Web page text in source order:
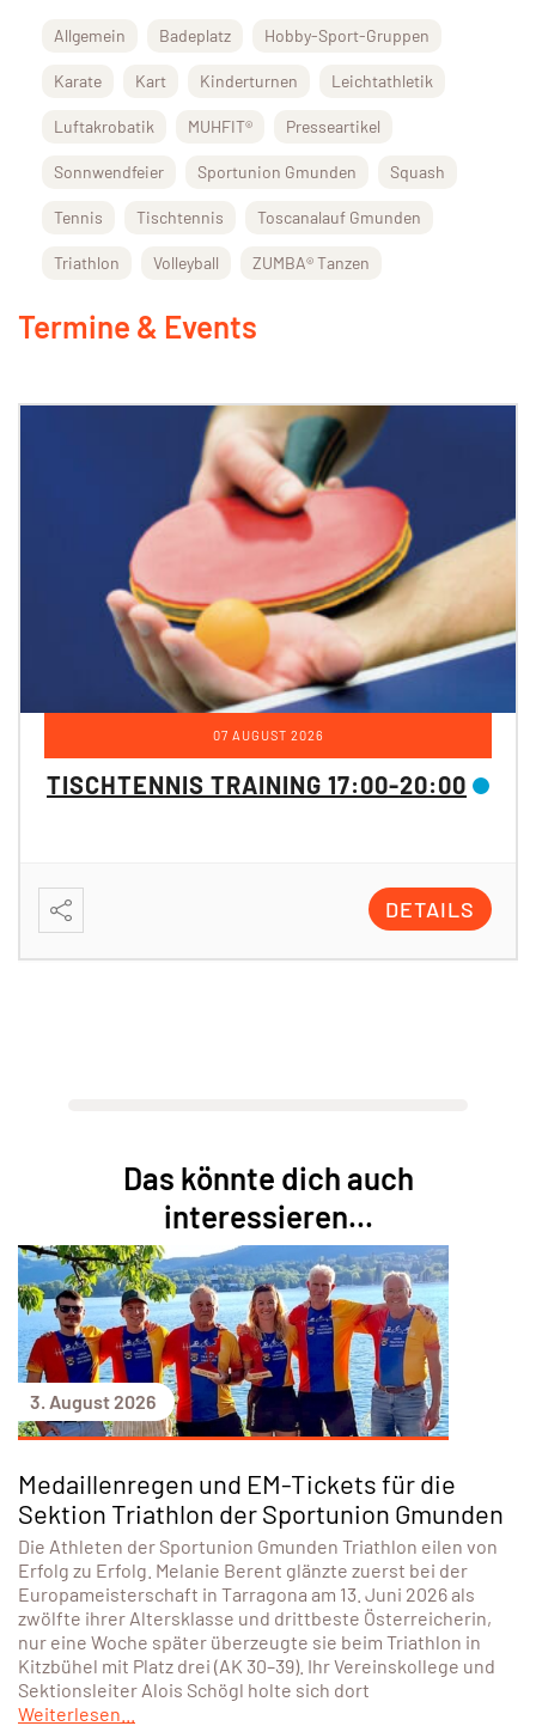
Allgemein Badeplatz Hobby-Sport-Gruppen
Karate Kart Kinderturnen Leichtathletik
Luftakrobatik MUHFIT® Presseartikel
Sonnwendfeier Sportunion Gmunden Squash
Tennis Tischtennis Toscanalauf Gmunden
Triathlon Volleyball ZUMBA® Tanzen
Termine & Events
07 AUGUST 2026
TISCHTENNIS TRAINING 17:00-20:00
DETAILS
Das könnte dich auch
interessieren...
3. August 2026
Medaillenregen und EM-Tickets für die
Sektion Triathlon der Sportunion Gmunden
Die Athleten der Sportunion Gmunden Triathlon eilen von
Erfolg zu Erfolg. Melanie Berent glänzte zuerst bei der
Europameisterschaft in Tarragona am 13. Juni 2026 als
zwölfte ihrer Altersklasse und drittbeste Österreicherin,
nur eine Woche später überzeugte sie beim Triathlon in
Kitzbühel mit Platz drei (AK 30–39). Ihr Vereinskollege und
Sektionsleiter Alois Schögl holte sich dort
Weiterlesen...